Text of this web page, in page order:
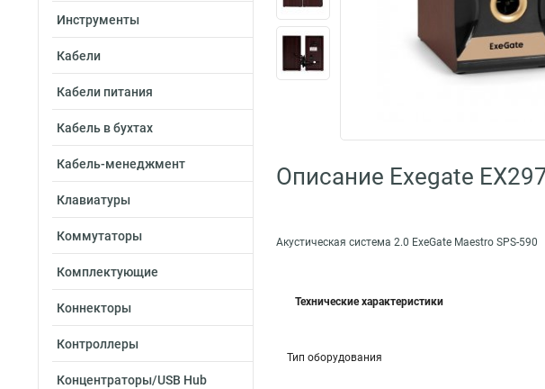
Инструменты
Кабели
Кабели питания
Кабель в бухтах
Кабель-менеджмент
Клавиатуры
Коммутаторы
Комплектующие
Коннекторы
Контроллеры
Концентраторы/USB Hub
Описание Exegate
Акустическая система 2.0 ExeGate Maestro SPS-590
Технические характеристики
Тип оборудования